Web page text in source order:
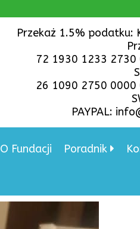
Przekaż 1.5% podatku:
72 1930 1233
26 1090 2750
PAYPAL:
O Fundacji Poradnik